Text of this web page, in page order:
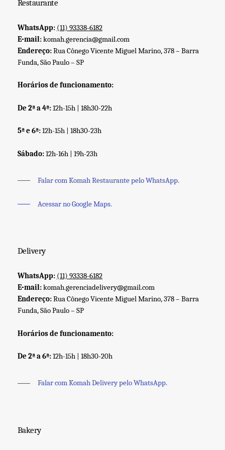
Restaurante
WhatsApp: (11) 93338-6182
E-mail:komah.gerencia@gmail.com
Endereço:Rua Cônego Vicente Miguel Marino, 378 – Barra
Funda, São Paulo – SP
Horários de funcionamento:
De 2ª a 4ª:12h-15h | 18h30-22h
5ª e 6ª:12h-15h | 18h30-23h
Sábado:12h-16h | 19h-23h
Falar com Komah Restaurante pelo WhatsApp.
Acessar no Google Maps.
Delivery
WhatsApp: (11) 93338-6182
E-mail:komah.gerenciadelivery@gmail.com
Endereço:Rua Cônego Vicente Miguel Marino, 378 – Barra
Funda, São Paulo – SP
Horários de funcionamento:
De 2ª a 6ª:12h-15h | 18h30-20h
Falar com Komah Delivery pelo WhatsApp.
Bakery